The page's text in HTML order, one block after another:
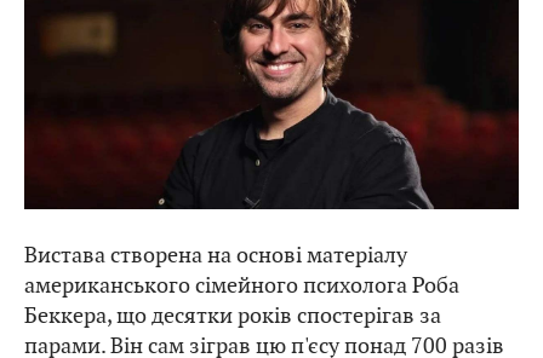
Вистава створена на основі матеріалу
американського сімейного психолога Роба
Беккера, що десятки років спостерігав за
парами. Він сам зіграв цю п'єсу понад 700 разів